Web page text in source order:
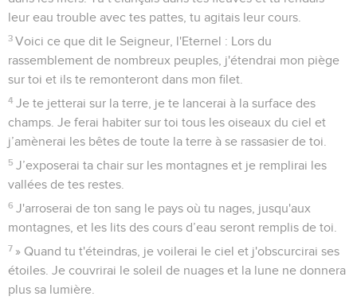
leur eau trouble avec tes pattes, tu agitais leur cours.
3 Voici ce que dit le Seigneur, l'Eternel : Lors du
rassemblement de nombreux peuples, j'étendrai mon piège
sur toi et ils te remonteront dans mon filet.
4 Je te jetterai sur la terre, je te lancerai à la surface des
champs. Je ferai habiter sur toi tous les oiseaux du ciel et
j’amènerai les bêtes de toute la terre à se rassasier de toi.
5 J’exposerai ta chair sur les montagnes et je remplirai les
vallées de tes restes.
6 J'arroserai de ton sang le pays où tu nages, jusqu'aux
montagnes, et les lits des cours d’eau seront remplis de toi.
7 » Quand tu t'éteindras, je voilerai le ciel et j'obscurcirai ses
étoiles. Je couvrirai le soleil de nuages et la lune ne donnera
plus sa lumière.